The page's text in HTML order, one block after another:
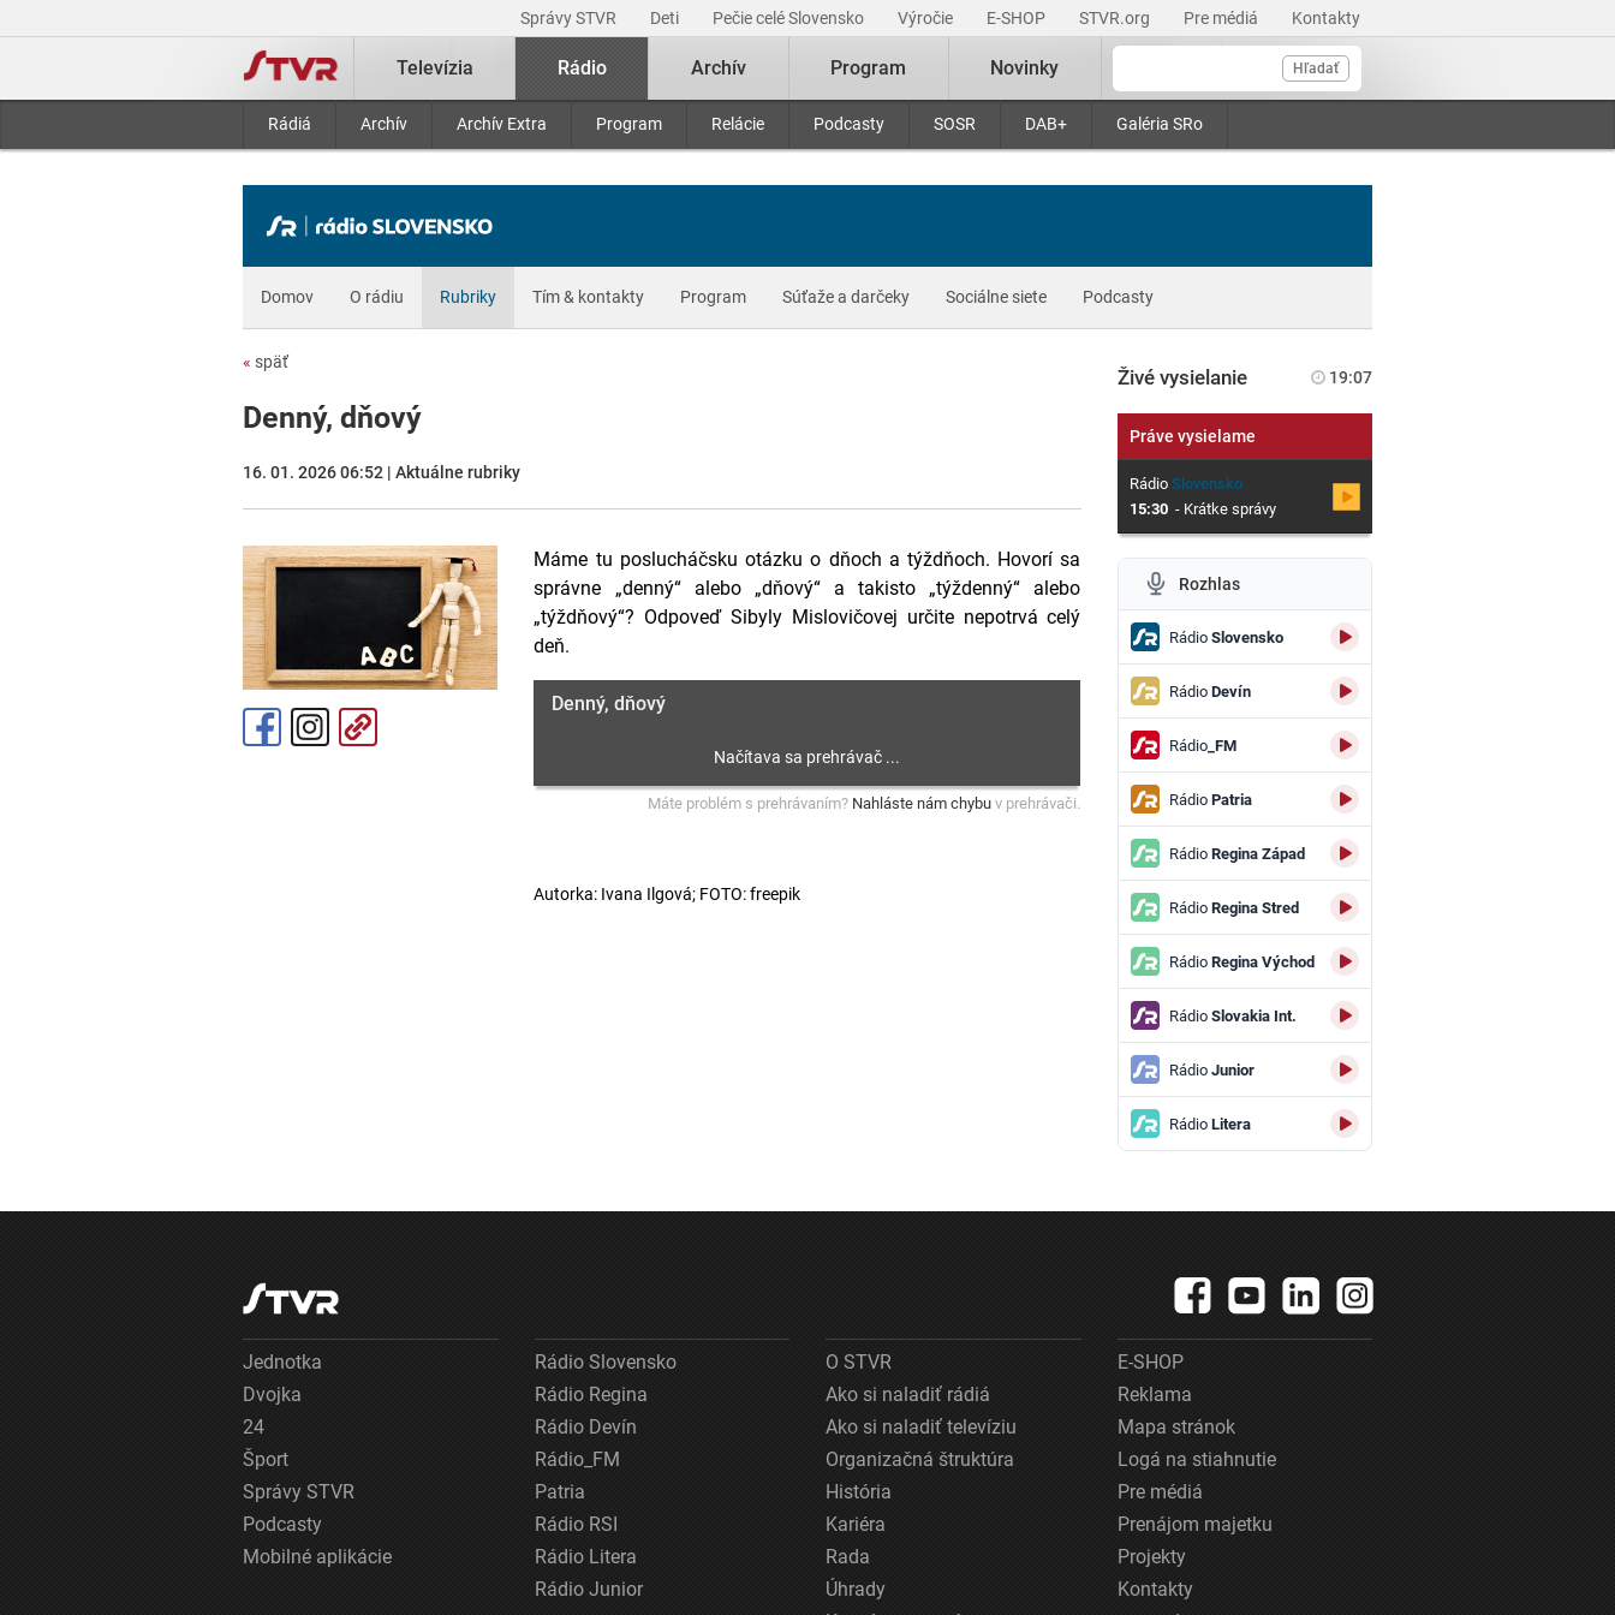
Správy STVR Deti Pečie celé Slovensko Výročie E-SHOP STVR.org Pre médiá Kontakty
Hľadať
Televízia Rádio
Rádiá Archív Archív Extra Program Relácie Podcasty SOSR DAB+ Galéria SRo
Archív Program Novinky
Domov O rádiu Rubriky Tím & kontakty Program Súťaže a darčeky Sociálne siete Podcasty
« späť
Denný, dňový
16. 01. 2026 06:52 | Aktuálne rubriky
Máme tu poslucháčsku otázku o dňoch a týždňoch. Hovorí sa
správne „denný“ alebo „dňový“ a takisto „týždenný“ alebo
„týždňový“? Odpoveď Sibyly Mislovičovej určite nepotrvá celý
deň.
Denný, dňový
Máte problém s prehrávaním? Nahláste nám chybu v prehrávači.
Autorka: Ivana Ilgová; FOTO: freepik
Živé vysielanie 19:07
Práve vysielame
RádioSlovensko
15:30 - Krátke správy
Rozhlas
RádioSlovensko
RádioDevín
Rádio_FM
RádioPatria
RádioRegina Západ
RádioRegina Stred
RádioRegina Východ
RádioSlovakia Int.
RádioJunior
RádioLitera
Jednotka
Dvojka
24
Šport
Správy STVR
Podcasty
Mobilné aplikácie
Rádio Slovensko
Rádio Regina
Rádio Devín
Rádio_FM
Patria
Rádio RSI
Rádio Litera
Rádio Junior
O STVR
Ako si naladiť rádiá
Ako si naladiť televíziu
Organizačná štruktúra
História
Kariéra
Rada
Úhrady
E-SHOP
Reklama
Mapa stránok
Logá na stiahnutie
Pre médiá
Prenájom majetku
Projekty
Kontakty